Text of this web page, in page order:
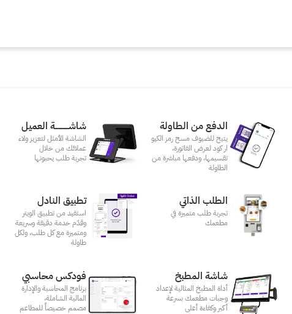
الدفع من الطاولة
يتيح للضيوف مسح رمز الكيو
ار كود لعرض الفاتورة،
تقسيمها، ودفعها مباشرة من
الطاولة
شاشـــــــــــة العميل
الشاشة الأمثل لتعزيز ولاء
عملائك من خلال
تجربة طلب يحبونها
الطلب الذاتي
تجربة طلب متميزة في
مطعمك‎
تطبيق النادل
استفيد من تطبيق الويتر
وقدّم خدمة دقيقة وسريعة
ومتميزة مع كل طلب، ولكل
طاولة
شاشة المطبخ
أداة المطبخ المثالية لإعداد
وجبات مطعمك بسرعة
أكبر وكفاءة أعلى
فودكس محاسبي
برنامج المحاسبة والإدارة
المالية الشاملة،
مصمم خصيصاً للمطاعم